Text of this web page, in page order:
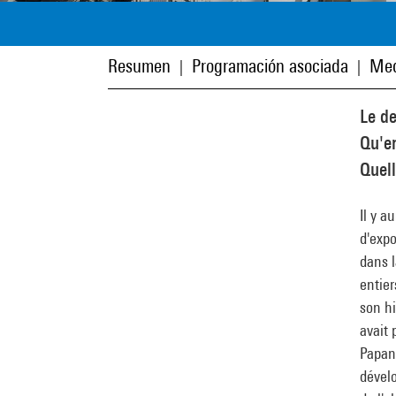
Resumen Programación asociada
Le
Il y
dans
son
avait